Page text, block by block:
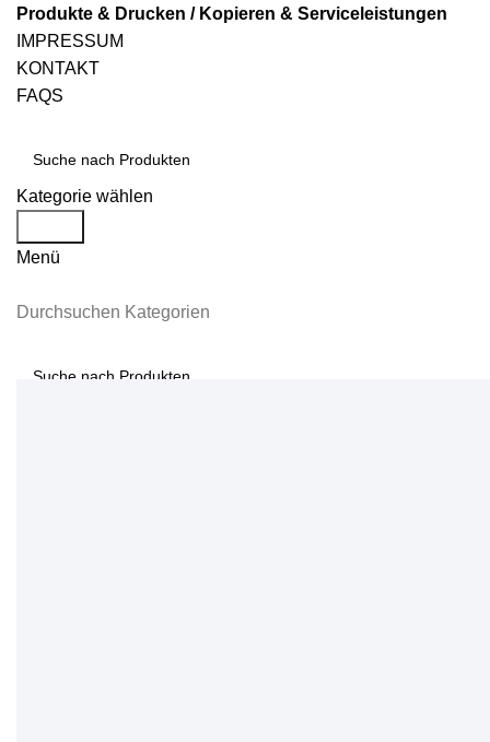
Produkte & Drucken / Kopieren & Serviceleistungen
IMPRESSUM
KONTAKT
FAQS
Kategorie wählen
Menü
Durchsuchen Kategorien